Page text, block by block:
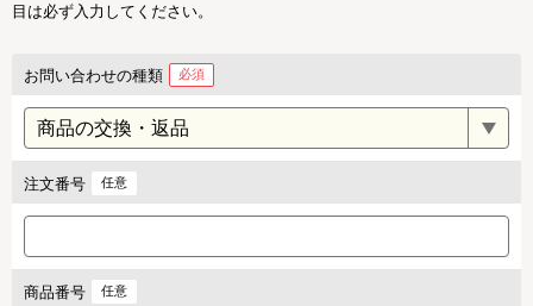
目は必ず入力してください。
お問い合わせの種類 必須
注文番号 任意
商品番号 任意